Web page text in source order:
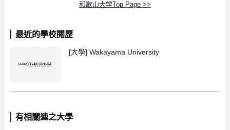
和歌山大学Top Page >>
最近的學校閱歷
[大學] Wakayama University
有相關連之大學